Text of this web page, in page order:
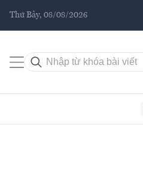
Thứ Bảy, 08/08/2026